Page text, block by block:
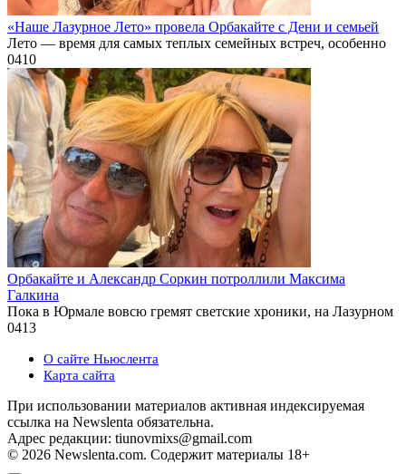
«Наше Лазурное Лето» провела Орбакайте с Дени и семьей
Лето — время для самых теплых семейных встреч, особенно
0410
Орбакайте и Александр Соркин потроллили Максима
Галкина
Пока в Юрмале вовсю гремят светские хроники, на Лазурном
0413
О сайте Ньюслента
Карта сайта
При использовании материалов активная индексируемая
ссылка на Newslenta обязательна.
Адрес редакции: tiunovmixs@gmail.com
© 2026 Newslenta.com. Содержит материалы 18+